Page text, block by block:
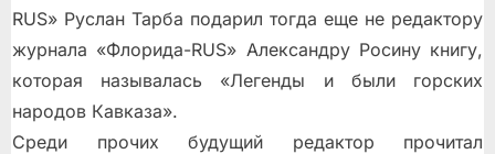
RUS» Руслан Тарба подарил тогда еще не редактору
журнала «Флорида-RUS» Александру Росину книгу,
которая называлась «Легенды и были горских
народов Кавказа».
Среди прочих будущий редактор прочитал